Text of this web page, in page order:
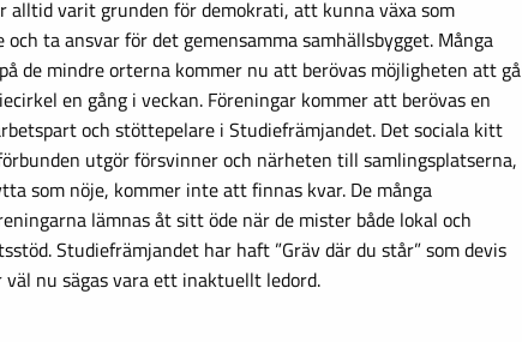
alltid varit grunden för demokrati, att kunna växa som
och ta ansvar för det gemensamma samhällsbygget. Många
de mindre orterna kommer nu att berövas möjligheten att gå
en gång i veckan. Föreningar kommer att berövas en
och stöttepelare i Studiefrämjandet. Det sociala kitt
utgör försvinner och närheten till samlingsplatserna,
som nöje, kommer inte att finnas kvar. De många
lämnas åt sitt öde när de mister både lokal och
Studiefrämjandet har haft ”Gräv där du står” som devis
väl nu sägas vara ett inaktuellt ledord.